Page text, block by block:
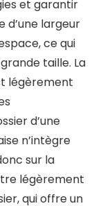
et garantir
d’une largeur
ce qui
taille. La
légèrement
d’une
n’intègre
sur la
légèrement
qui offre un